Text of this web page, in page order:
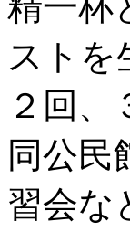
ストを
２回
同公民
習会な